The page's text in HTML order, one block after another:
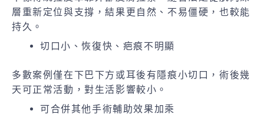
層重新定位與支撐，結果更自然、不易僵硬，也較能
持久。
切口小、恢復快、疤痕不明顯
多數案例僅在下巴下方或耳後有隱痕小切口，術後幾
天可正常活動，對生活影響較小。
可合併其他手術輔助效果加乘